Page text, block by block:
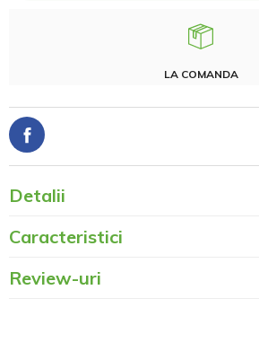
LA COMANDA
Detalii
Caracteristici
Review-uri